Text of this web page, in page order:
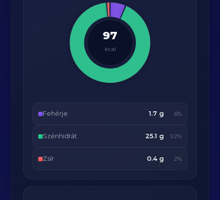
97
kcal
Fehérje 1.7 g 6%
Szénhidrát 25.1 g 92%
Zsír 0.4 g 2%